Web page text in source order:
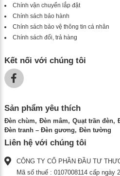
Chính vận chuyển lắp đặt
Chính sách bảo hành
Chính sách bảo vệ thông tin cá nhân
Chính sách đổi, trả hàng
Kết nối với chúng tôi
Sản phẩm yêu thích
Đèn chùm Đèn mâm Quạt trần đèn
Đèn tranh – Đèn gương
Đèn tường
Liên hệ với chúng tôi
CÔNG TY CỔ PHẦN ĐẦU TƯ
Mã số thuế : 0107008114 cấp